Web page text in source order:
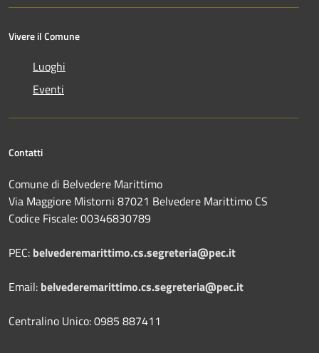
Vivere il Comune
Luoghi
Eventi
Contatti
Comune di Belvedere Marittimo
Via Maggiore Mistorni 87021 Belvedere Marittimo CS
Codice Fiscale: 00346830789
PEC: belvederemarittimo.cs.segreteria@pec.it
Email: belvederemarittimo.cs.segreteria@pec.it
Centralino Unico: 0985 887411